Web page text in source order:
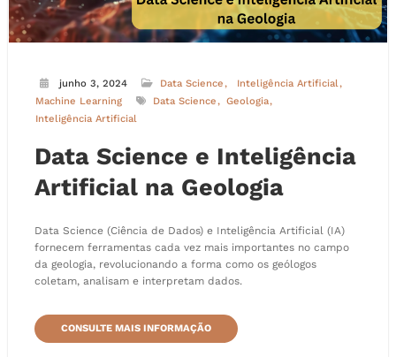
junho 3, 2024 Data Science
Inteligência Artificial
Machine Learning
Data Science
Geologia
Inteligência Artificial
Data Science e Inteligência
Artificial na Geologia
Data Science (Ciência de Dados) e Inteligência Artificial (IA)
fornecem ferramentas cada vez mais importantes no campo
da geologia, revolucionando a forma como os geólogos
coletam, analisam e interpretam dados.
CONSULTE MAIS INFORMAÇÃO